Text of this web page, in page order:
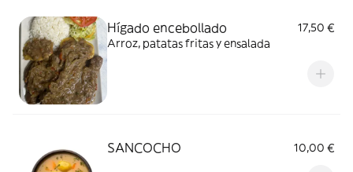
Hígado encebollado
17,50 €
Arroz, patatas fritas y ensalada
SANCOCHO 10,00 €